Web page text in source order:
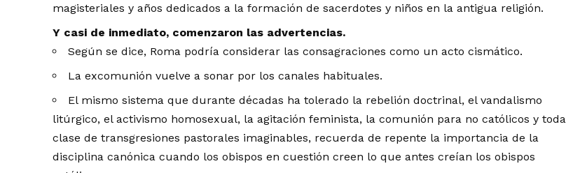
magisteriales y años dedicados a la formación de sacerdotes y niños en la antigua religión.
Y casi de inmediato, comenzaron las advertencias.
Según se dice, Roma podría considerar las consagraciones como un acto cismático.
La excomunión vuelve a sonar por los canales habituales.
El mismo sistema que durante décadas ha tolerado la rebelión doctrinal, el vandalismo
litúrgico, el activismo homosexual, la agitación feminista, la comunión para no católicos y toda
clase de transgresiones pastorales imaginables, recuerda de repente la importancia de la
disciplina canónica cuando los obispos en cuestión creen lo que antes creían los obispos